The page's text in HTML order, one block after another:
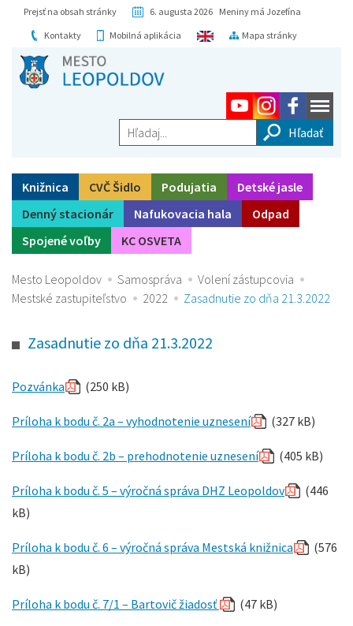
Prejsť na obsah stránky
6. augusta 2026 Meniny má Jozefína
Kontakty
Mobilná aplikácia Mapa stránky
Hľadaj...
Knižnica CVČ Šidlo Podujatia
Detské jasle
Denný stacionár
Nafukovacia hala
Odpad
Spojené voľby
KC OSVETA
Mesto Leopoldov Samospráva
Volení zástupcovia
Mestské zastupiteľstvo
2022 Zasadnutie zo dňa 21.3.2022
Zasadnutie zo dňa 21.3.2022
Pozvánka (250 kB)
Príloha k bodu č. 2a – vyhodnotenie uznesení (327 kB)
Príloha k bodu č. 2b – prehodnotenie uznesení (405 kB)
Príloha k bodu č. 5 – výročná správa DHZ Leopoldov
(446
kB)
Príloha k bodu č. 6 – výročná správa Mestská knižnica
(576
kB)
Príloha k bodu č. 7/1 – Bartovič žiadosť (47 kB)